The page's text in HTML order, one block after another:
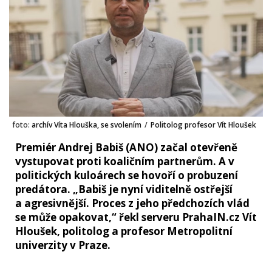
foto: archív Víta Hlouška, se svolením / Politolog profesor Vít Hloušek
Premiér Andrej Babiš (ANO) začal otevřeně
vystupovat proti koaličním partnerům. A v
politických kuloárech se hovoří o probuzení
predátora. „Babiš je nyní viditelně ostřejší
a agresivnější. Proces z jeho předchozích vlád
se může opakovat,“ řekl serveru PrahaIN.cz Vít
Hloušek, politolog a profesor Metropolitní
univerzity v Praze.